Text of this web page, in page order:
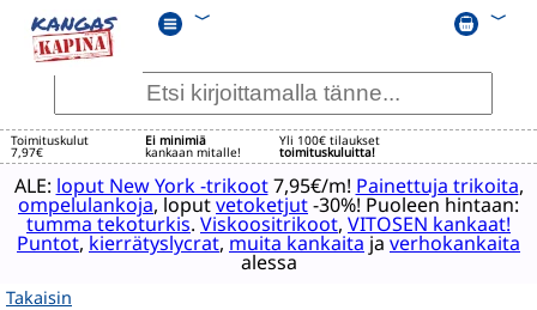
﹀ ﹀
Toimituskulut
7,97€
Ei minimiä
kankaan mitalle!
Yli 100€ tilaukset
toimituskuluitta!
ALE: loput New York -trikoot7,95€/m! Painettuja trikoita,
ompelulankoja, loputvetoketjut-30%! Puoleen hintaan:
tumma tekoturkis. Viskoositrikoot, VITOSEN kankaat!
Puntot,kierrätyslycrat,muita kankaitajaverhokankaita
alessa
Takaisin